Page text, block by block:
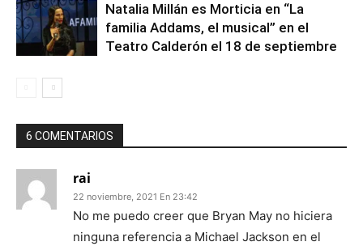
Natalia Millán es Morticia en “La
familia Addams, el musical” en el
Teatro Calderón el 18 de septiembre
6 COMENTARIOS
rai
22 noviembre, 2021 En 23:42
No me puedo creer que Bryan May no hiciera
ninguna referencia a Michael Jackson en el